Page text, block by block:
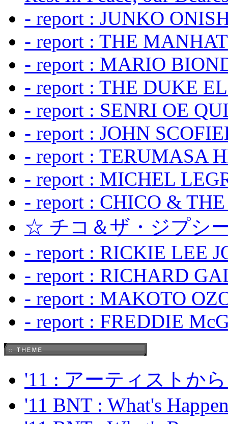
- report : JUNKO
- report : THE
- report : MARIO
- report : THE DUKE
- report : SENRI OE
- report : JOHN
- report : TERUMASA
- report : MICHEL
- report : CHICO &
☆ チコ＆ザ・ジプシ
- report : RICKIE LEE
- report : RICHARD
- report : MAKOTO
- report : FREDDIE
'11 : アーティストか
'11 BNT : What's